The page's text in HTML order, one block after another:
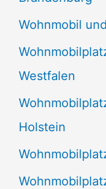
Wohnmobil
Westfalen
Holstein